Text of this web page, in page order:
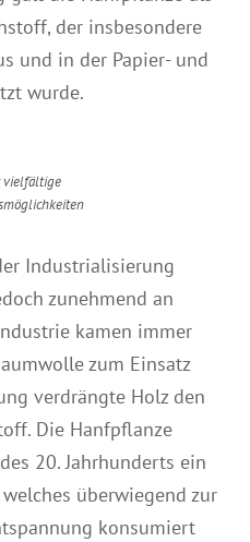
der insbesondere
und in der Papier- und
wurde.
vielfältige
Industrialisierung
zunehmend an
kamen immer
zum Einsatz
verdrängte Holz den
Die Hanfpflanze
20. Jahrhunderts ein
überwiegend zur
konsumiert